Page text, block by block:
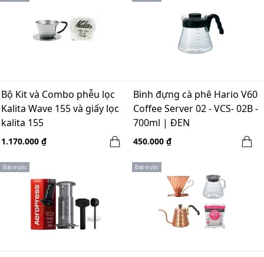
Bộ Kit và Combo phễu lọc
Kalita Wave 155 và giấy lọc
kalita 155
1.170.000 ₫
Bình đựng cà phê Hario V60
Coffee Server 02 - VCS- 02B -
700ml | ĐEN
450.000 ₫
Đặt trước Đặt trước